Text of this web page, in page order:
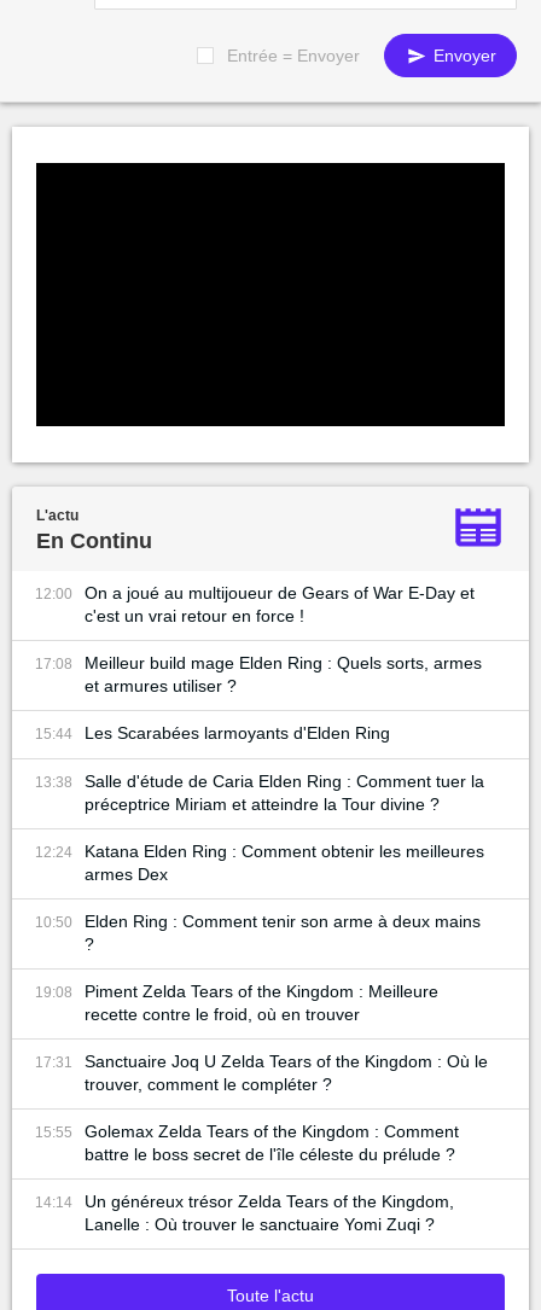
Entrée = Envoyer Envoyer
L'actu
En Continu
12:00
On a joué au multijoueur de Gears of War E-Day et
c'est un vrai retour en force !
17:08
Meilleur build mage Elden Ring : Quels sorts, armes
et armures utiliser ?
15:44 Les Scarabées larmoyants d'Elden Ring
13:38
Salle d'étude de Caria Elden Ring : Comment tuer la
préceptrice Miriam et atteindre la Tour divine ?
12:24
Katana Elden Ring : Comment obtenir les meilleures
armes Dex
10:50
Elden Ring : Comment tenir son arme à deux mains
?
19:08
Piment Zelda Tears of the Kingdom : Meilleure
recette contre le froid, où en trouver
17:31
Sanctuaire Joq U Zelda Tears of the Kingdom : Où le
trouver, comment le compléter ?
15:55
Golemax Zelda Tears of the Kingdom : Comment
battre le boss secret de l'île céleste du prélude ?
14:14
Un généreux trésor Zelda Tears of the Kingdom,
Lanelle : Où trouver le sanctuaire Yomi Zuqi ?
Toute l'actu